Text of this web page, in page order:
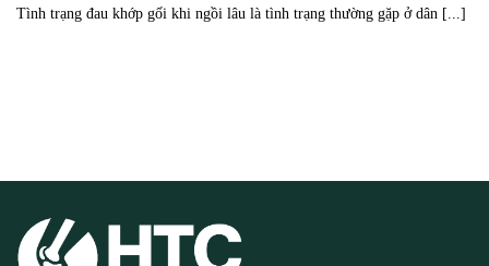
Tình trạng đau khớp gối khi ngồi lâu là tình trạng thường gặp ở dân [...]